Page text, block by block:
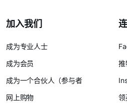
加入我们
成为专业人士
成为会员
成为一个合伙人（参与者
网上购物
推
领